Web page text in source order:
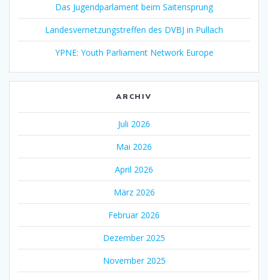
Das Jugendparlament beim Saitensprung
Landesvernetzungstreffen des DVBJ in Pullach
YPNE: Youth Parliament Network Europe
ARCHIV
Juli 2026
Mai 2026
April 2026
März 2026
Februar 2026
Dezember 2025
November 2025